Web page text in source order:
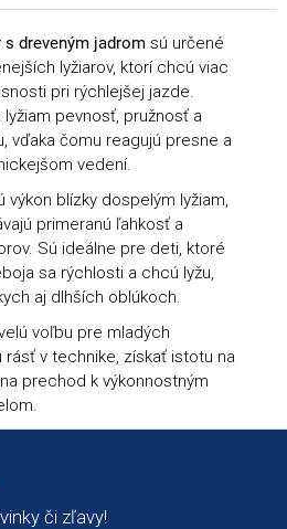
dreveným jadrom sú určené
lyžiarov, ktorí chcú viac
pri rýchlejšej jazde.
pevnosť, pružnosť a
vďaka čomu reagujú presne a
vedení.
výkon blízky dospelým lyžiam,
primeranú ľahkosť a
Sú ideálne pre deti, ktoré
sa rýchlosti a chcú lyžu,
aj dlhších oblúkoch.
voľbu pre mladých
v technike, získať istotu na
prechod k výkonnostným
či zľavy!